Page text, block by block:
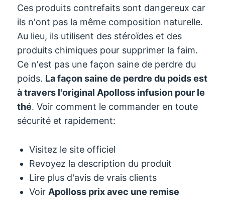
Ces produits contrefaits sont dangereux car
ils n'ont pas la même composition naturelle.
Au lieu, ils utilisent des stéroïdes et des
produits chimiques pour supprimer la faim.
Ce n'est pas une façon saine de perdre du
poids. La façon saine de perdre du poids est
à travers l'originalApolloss infusion pour le
thé. Voir comment le commander en toute
sécurité et rapidement:
Visitez le site officiel
Revoyez la description du produit
Lire plus d'avis de vrais clients
Voir Apolloss prix avec une remise